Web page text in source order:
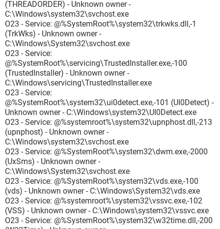
(THREADORDER) - Unknown owner -
C:\Windows\system32\svchost.exe
O23 - Service: @%SystemRoot%\system32\trkwks.dll,-1
(TrkWks) - Unknown owner -
C:\Windows\System32\svchost.exe
O23 - Service:
@%SystemRoot%\servicing\TrustedInstaller.exe,-100
(TrustedInstaller) - Unknown owner -
C:\Windows\servicing\TrustedInstaller.exe
O23 - Service:
@%SystemRoot%\system32\ui0detect.exe,-101 (UI0Detect) -
Unknown owner - C:\Windows\system32\UI0Detect.exe
O23 - Service: @%systemroot%\system32\upnphost.dll,-213
(upnphost) - Unknown owner -
C:\Windows\system32\svchost.exe
O23 - Service: @%SystemRoot%\system32\dwm.exe,-2000
(UxSms) - Unknown owner -
C:\Windows\System32\svchost.exe
O23 - Service: @%SystemRoot%\system32\vds.exe,-100
(vds) - Unknown owner - C:\Windows\System32\vds.exe
O23 - Service: @%systemroot%\system32\vssvc.exe,-102
(VSS) - Unknown owner - C:\Windows\system32\vssvc.exe
O23 - Service: @%SystemRoot%\system32\w32time.dll,-200